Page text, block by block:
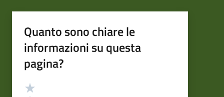
Quanto sono chiare le
informazioni su questa
pagina?
Valutazione